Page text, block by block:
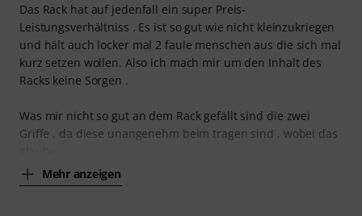
Das Rack hat auf jedenfall ein super Preis-
Leistungsverhältniss . Es ist so gut wie nicht kleinzukriegen
und hält auch locker mal 2 faule menschen aus die sich mal
kurz setzen wollen. Also ich mach mir um den Inhalt des
Racks keine Sorgen .
Was mir nicht so gut an dem Rack gefällt sind die zwei
Griffe , da diese unangenehm beim tragen sind , wobei das
Mehr anzeigen